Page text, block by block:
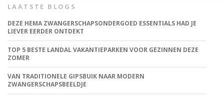
LAATSTE BLOGS
DEZE HEMA ZWANGERSCHAPSONDERGOED ESSENTIALS HAD JE
LIEVER EERDER ONTDEKT
TOP 5 BESTE LANDAL VAKANTIEPARKEN VOOR GEZINNEN DEZE
ZOMER
VAN TRADITIONELE GIPSBUIK NAAR MODERN
ZWANGERSCHAPSBEELDJE